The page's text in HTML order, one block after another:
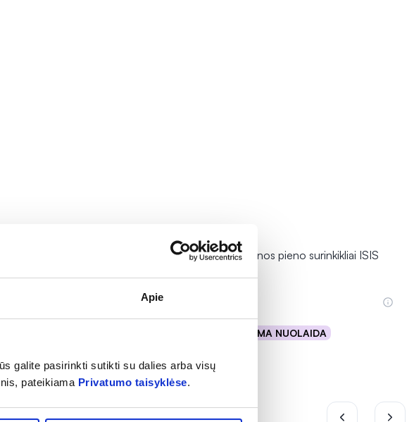
Apie
galite pasirinkti sutikti su dalies arba visų
pateikiama Privatumo taisyklėse.
AVENT motinos pieno surinkikliai ISIS
% PAPILDOMA NUOLAIDA
Į krepšelį